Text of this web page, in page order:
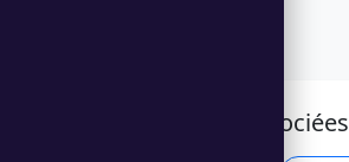
Catégories associées